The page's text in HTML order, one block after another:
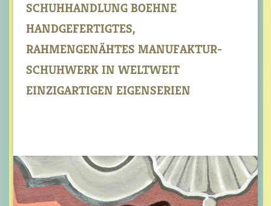
SCHUHHANDLUNG BOEHNE
HANDGEFERTIGTES,
RAHMENGENÄHTES MANUFAKTUR-
SCHUHWERK IN WELTWEIT
EINZIGARTIGEN EIGENSERIEN